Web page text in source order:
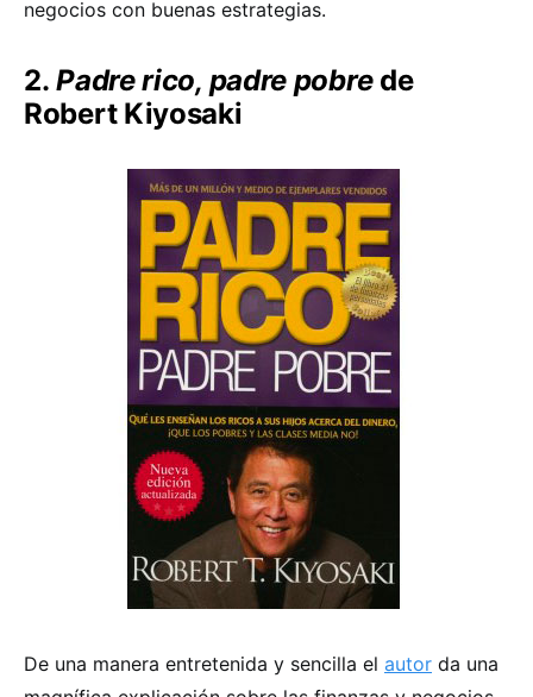
negocios con buenas estrategias.
2. Padre rico, padre pobrede
Robert Kiyosaki
De una manera entretenida y sencilla el autor da una